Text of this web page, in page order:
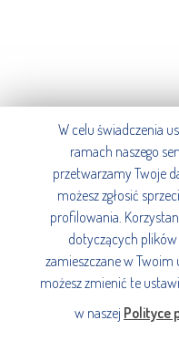
W celu świadczenia
ramach naszego
przetwarzamy Twoje
możesz zgłosić
profilowania.
dotyczących plików
zamieszczane w
możesz zmienić te
w naszej Polityce